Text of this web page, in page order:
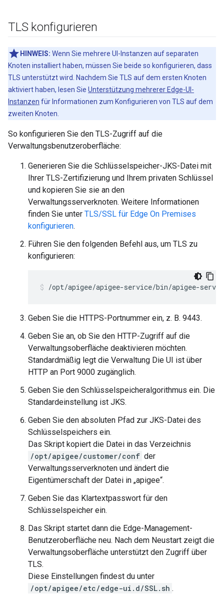
TLS konfigurieren
HINWEIS: Wenn Sie mehrere UI-Instanzen auf separaten
Knoten installiert haben, müssen Sie beide so konfigurieren, dass
TLS unterstützt wird. Nachdem Sie TLS auf dem ersten Knoten
aktiviert haben, lesen Sie Unterstützung mehrerer Edge-UI-
Instanzen für Informationen zum Konfigurieren von TLS auf dem
zweiten Knoten.
So konfigurieren Sie den TLS-Zugriff auf die
Verwaltungsbenutzeroberfläche:
Generieren Sie die Schlüsselspeicher-JKS-Datei mit
Ihrer TLS-Zertifizierung und Ihrem privaten Schlüssel
und kopieren Sie sie an den
Verwaltungsserverknoten. Weitere Informationen
finden Sie unter TLS/SSL für Edge On Premises
konfigurieren.
Führen Sie den folgenden Befehl aus, um TLS zu
konfigurieren:
/opt/apigee/apigee-service/bin/apigee-
Geben Sie die HTTPS-Portnummer ein, z. B. 9443.
Geben Sie an, ob Sie den HTTP-Zugriff auf die
Verwaltungsoberfläche deaktivieren möchten.
Standardmäßig legt die Verwaltung Die UI ist über
HTTP an Port 9000 zugänglich.
Geben Sie den Schlüsselspeicheralgorithmus ein. Die
Standardeinstellung ist JKS.
Geben Sie den absoluten Pfad zur JKS-Datei des
Schlüsselspeichers ein.
Das Skript kopiert die Datei in das Verzeichnis
/opt/apigee/customer/conf der
Verwaltungsserverknoten und ändert die
Eigentümerschaft der Datei in „apigee“.
Geben Sie das Klartextpasswort für den
Schlüsselspeicher ein.
Das Skript startet dann die Edge-Management-
Benutzeroberfläche neu. Nach dem Neustart zeigt die
Verwaltungsoberfläche unterstützt den Zugriff über
TLS.
Diese Einstellungen findest du unter
/opt/apigee/etc/edge-ui.d/SSL.sh .